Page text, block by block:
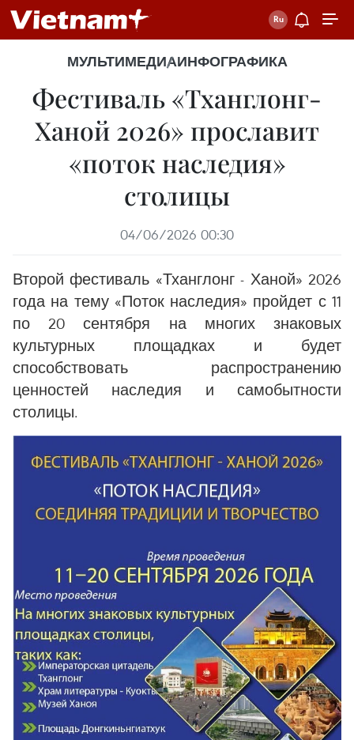
МУЛЬТИМЕДИАИНФОГРАФИКА
Фестиваль «Тханглонг-
Ханой 2026» прославит
«поток наследия»
столицы
04/06/2026 00:30
Второй фестиваль «Тханглонг - Ханой» 2026
года на тему «Поток наследия» пройдет с 11
по 20 сентября на многих знаковых
культурных площадках и будет
способствовать распространению
ценностей наследия и самобытности
столицы.